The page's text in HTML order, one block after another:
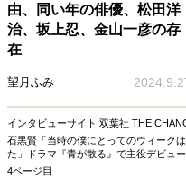
由、同い年の俳優、松田洋
治、坂上忍、金山一彦の存
在
望月ふみ
インタビューサイト 双葉社 THE
石黒賢「当時の僕にとってのウィーク
た」ドラマ『青が散る』で主役デビュ
4ページ目